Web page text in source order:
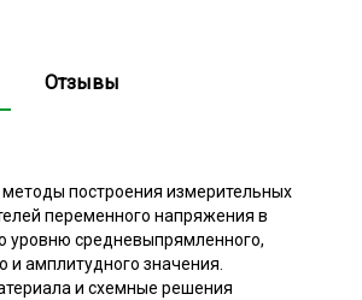
Отзывы
построения измерительных
переменного напряжения в
уровню средневыпрямленного,
и амплитудного значения.
и схемные решения